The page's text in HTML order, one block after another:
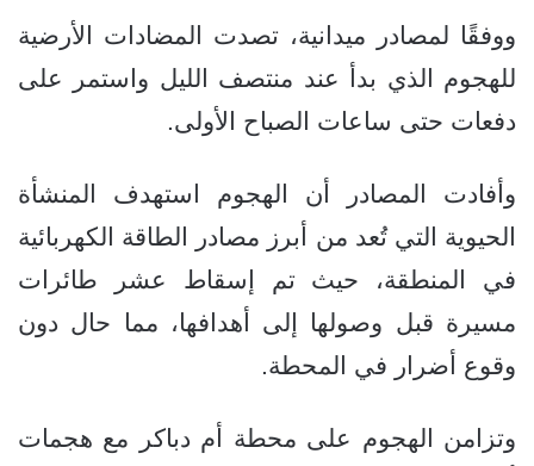
ووفقًا لمصادر ميدانية، تصدت المضادات الأرضية
للهجوم الذي بدأ عند منتصف الليل واستمر على
دفعات حتى ساعات الصباح الأولى.
وأفادت المصادر أن الهجوم استهدف المنشأة
الحيوية التي تُعد من أبرز مصادر الطاقة الكهربائية
في المنطقة، حيث تم إسقاط عشر طائرات
مسيرة قبل وصولها إلى أهدافها، مما حال دون
وقوع أضرار في المحطة.
وتزامن الهجوم على محطة أم دباكر مع هجمات